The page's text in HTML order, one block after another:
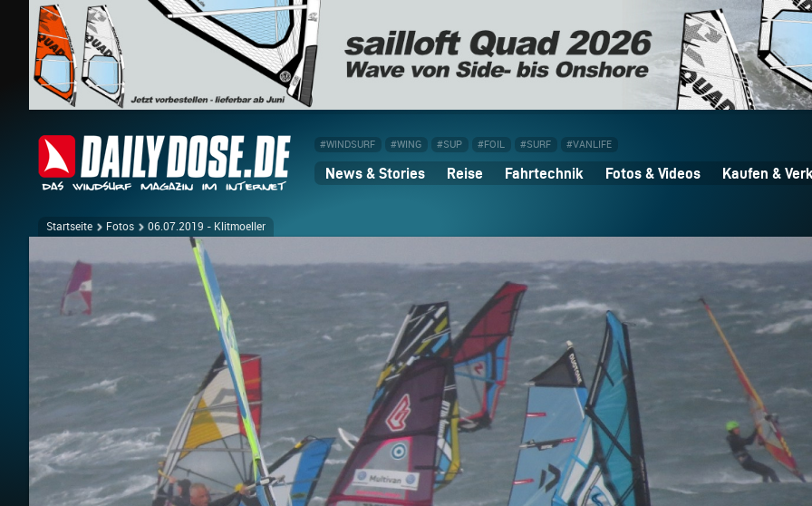
#WINDSURF #WING #SUP #FOIL #SURF #VANLIFE
News & Stories Reise Fahrtechnik Fotos & Videos Kaufen &
Startseite Fotos 06.07.2019 - Klitmoeller